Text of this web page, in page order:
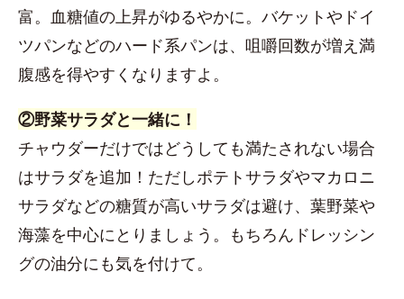
富。血糖値の上昇がゆるやかに。バケットやドイ
ツパンなどのハード系パンは、咀嚼回数が増え満
腹感を得やすくなりますよ。
②野菜サラダと一緒に！
チャウダーだけではどうしても満たされない場合
はサラダを追加！ただしポテトサラダやマカロニ
サラダなどの糖質が高いサラダは避け、葉野菜や
海藻を中心にとりましょう。もちろんドレッシン
グの油分にも気を付けて。